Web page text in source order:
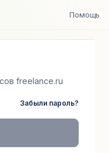
Помощь
freelance.ru
Забыли пароль?